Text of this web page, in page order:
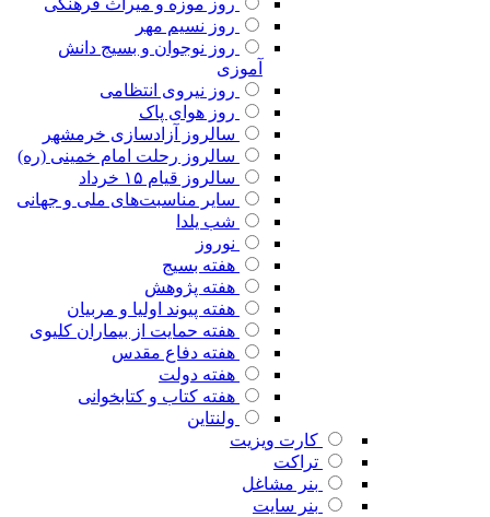
روز موزه و میراث فرهنگی
روز نسیم مهر
روز نوجوان و بسیج دانش
آموزی
روز نیروی انتظامی
روز هوای پاک
سالروز آزادسازی خرمشهر
سالروز رحلت امام خمینی (ره)
سالروز قیام ۱۵ خرداد
سایر مناسبت‌های ملی و جهانی
شب یلدا
نوروز
هفته بسیج
هفته پژوهش
هفته پیوند اولیا و مربیان
هفته حمایت از بیماران کلیوی
هفته دفاع مقدس
هفته دولت
هفته کتاب و کتابخوانی
ولنتاین
کارت ویزیت
تراکت
بنر مشاغل
بنر سایت